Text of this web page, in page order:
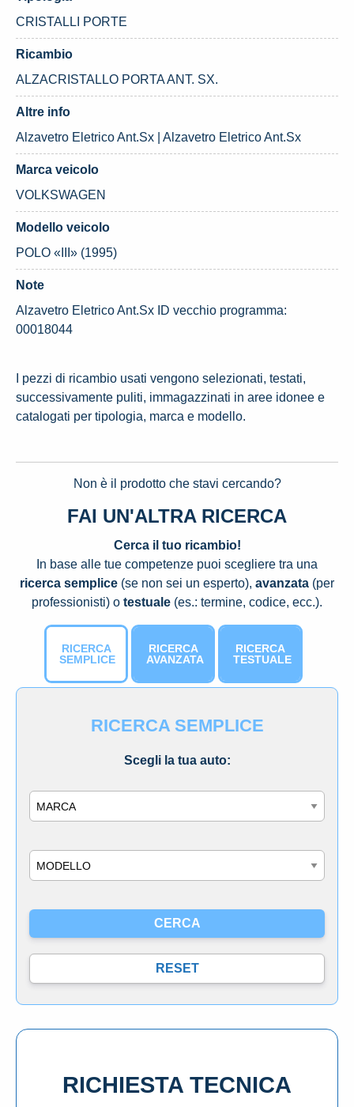
CRISTALLI PORTE
Ricambio
ALZACRISTALLO PORTA ANT. SX.
Altre info
Alzavetro Eletrico Ant.Sx | Alzavetro Eletrico Ant.Sx
Marca veicolo
VOLKSWAGEN
Modello veicolo
POLO «III» (1995)
Note
Alzavetro Eletrico Ant.Sx ID vecchio programma:
00018044
I pezzi di ricambio usati vengono selezionati, testati,
successivamente puliti, immagazzinati in aree idonee e
catalogati per tipologia, marca e modello.
Non è il prodotto che stavi cercando?
FAI UN'ALTRA RICERCA
Cerca il tuo ricambio!
In base alle tue competenze puoi scegliere tra una
ricerca semplice (se non sei un esperto), avanzata (per
professionisti) o testuale (es.: termine, codice, ecc.).
RICERCA
SEMPLICE
RICERCA
AVANZATA
RICERCA
TESTUALE
RICERCA SEMPLICE
Scegli la tua auto:
RICHIESTA TECNICA